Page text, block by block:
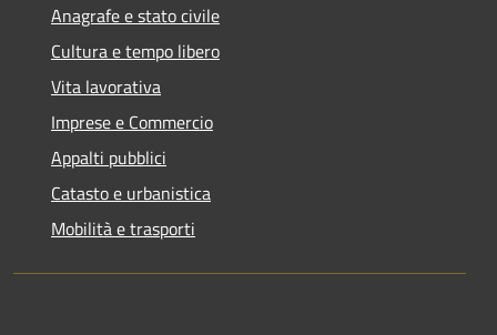
Anagrafe e stato civile
Cultura e tempo libero
Vita lavorativa
Imprese e Commercio
Appalti pubblici
Catasto e urbanistica
Mobilità e trasporti